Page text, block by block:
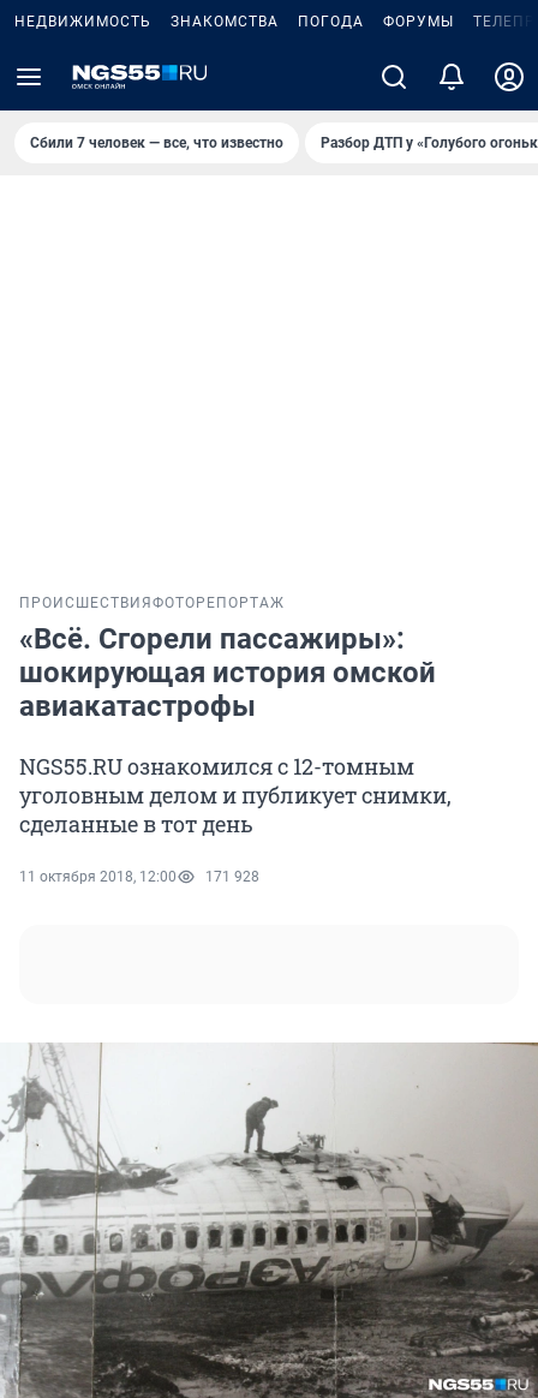
НЕДВИЖИМОСТЬ ЗНАКОМСТВА ПОГОДА ФОРУМЫ
Сбили 7 человек — все, что известно Разбор ДТП у «Голубого
ПРОИСШЕСТВИЯ ФОТОРЕПОРТАЖ
«Всё. Сгорели пассажиры»:
шокирующая история омской
авиакатастрофы
NGS55.RU ознакомился с 12-томным
уголовным делом и публикует снимки,
сделанные в тот день
11 октября 2018, 12:00 171 928